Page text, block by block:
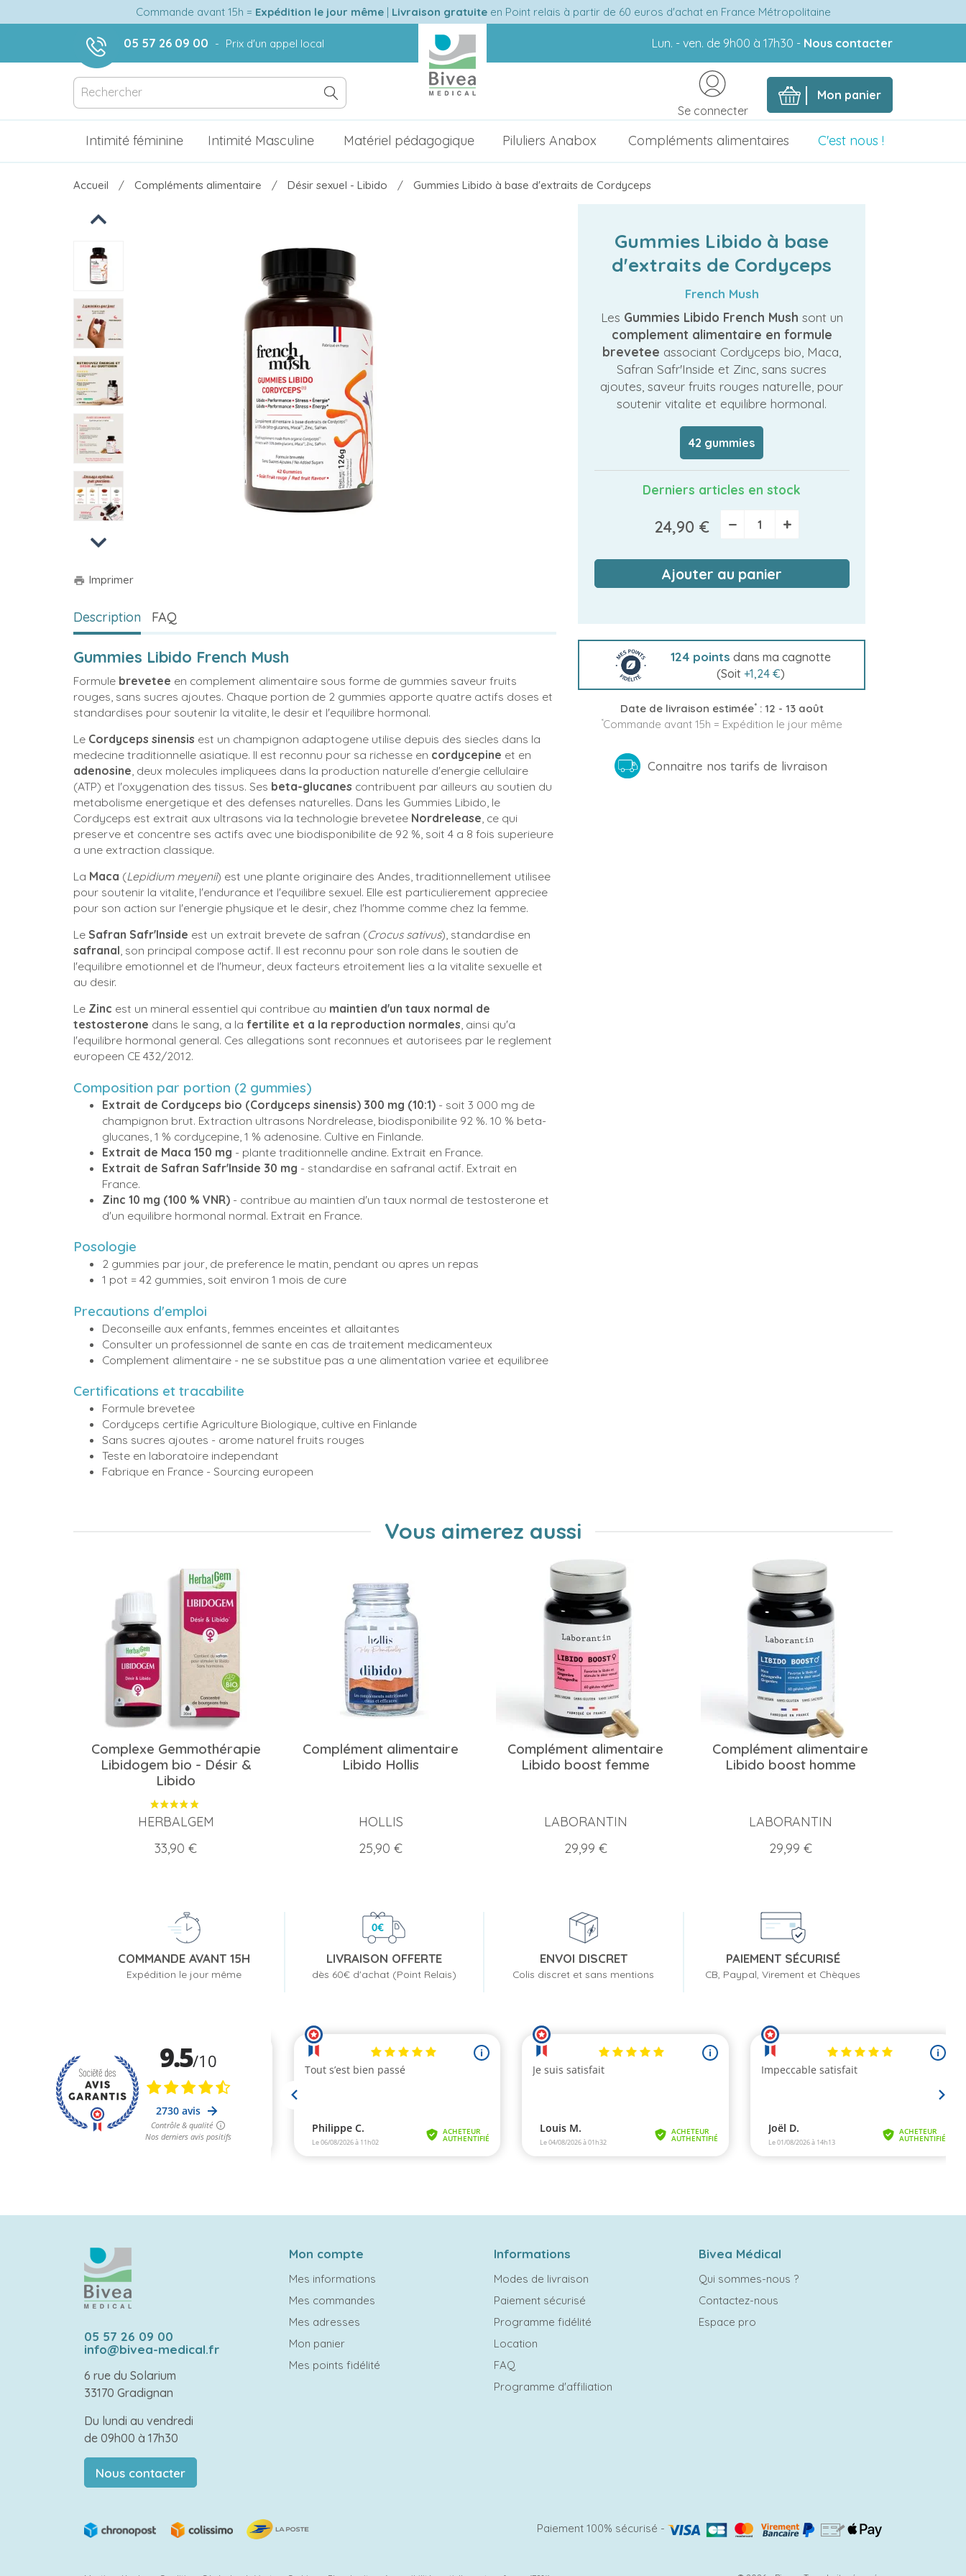
Commande avant 15h = Expédition le jour même| Livraison gratuiteen Point relais à partir de 60 euros d'achat en France Métropolitaine
05 57 26 09 00 - Prix d'un appel local Lun. - ven. de 9h00 à 17h30 - Nous contacter
Mon panier
Se connecter
Intimité féminine Intimité Masculine Matériel pédagogique Piluliers Anabox Compléments alimentaires C'est nous !
Accueil Compléments alimentaire Désir sexuel - Libido Gummies Libido à base d'extraits de Cordyceps
Previous
Next
print Imprimer
Gummies Libido à base
d'extraits de Cordyceps
French Mush
Les Gummies Libido French Mush sont un
complement alimentaire en formule
brevetee associant Cordyceps bio, Maca,
Safran Safr'Inside et Zinc, sans sucres
ajoutes, saveur fruits rouges naturelle, pour
soutenir vitalite et equilibre hormonal.
42 gummies
Derniers articles en stock
24,90 € − +
Ajouter au panier
124 points dans ma cagnotte
(Soit +1,24 €)
Date de livraison estimée*: 12 - 13 août
*Commande avant 15h = Expédition le jour même
Connaitre nos tarifs de livraison
Description FAQ
Gummies Libido French Mush
Formule brevetee en complement alimentaire sous forme de gummies saveur fruits
rouges, sans sucres ajoutes. Chaque portion de 2 gummies apporte quatre actifs doses et
standardises pour soutenir la vitalite, le desir et l'equilibre hormonal.
Le Cordyceps sinensis est un champignon adaptogene utilise depuis des siecles dans la
medecine traditionnelle asiatique. Il est reconnu pour sa richesse en cordycepine et en
adenosine, deux molecules impliquees dans la production naturelle d'energie cellulaire
(ATP) et l'oxygenation des tissus. Ses beta-glucanes contribuent par ailleurs au soutien du
metabolisme energetique et des defenses naturelles. Dans les Gummies Libido, le
Cordyceps est extrait aux ultrasons via la technologie brevetee Nordrelease, ce qui
preserve et concentre ses actifs avec une biodisponibilite de 92 %, soit 4 a 8 fois superieure
a une extraction classique.
La Maca (Lepidium meyenii) est une plante originaire des Andes, traditionnellement utilisee
pour soutenir la vitalite, l'endurance et l'equilibre sexuel. Elle est particulierement appreciee
pour son action sur l'energie physique et le desir, chez l'homme comme chez la femme.
Le Safran Safr'Inside est un extrait brevete de safran (Crocus sativus), standardise en
safranal, son principal compose actif. Il est reconnu pour son role dans le soutien de
l'equilibre emotionnel et de l'humeur, deux facteurs etroitement lies a la vitalite sexuelle et
au desir.
Le Zinc est un mineral essentiel qui contribue au maintien d'un taux normal de
testosterone dans le sang, a la fertilite et a la reproduction normales, ainsi qu'a
l'equilibre hormonal general. Ces allegations sont reconnues et autorisees par le reglement
europeen CE 432/2012.
Composition par portion (2 gummies)
Extrait de Cordyceps bio (Cordyceps sinensis) 300 mg (10:1) - soit 3 000 mg de
champignon brut. Extraction ultrasons Nordrelease, biodisponibilite 92 %. 10 % beta-
glucanes, 1 % cordycepine, 1 % adenosine. Cultive en Finlande.
Extrait de Maca 150 mg - plante traditionnelle andine. Extrait en France.
Extrait de Safran Safr'Inside 30 mg - standardise en safranal actif. Extrait en
France.
Zinc 10 mg (100 % VNR) - contribue au maintien d'un taux normal de testosterone et
d'un equilibre hormonal normal. Extrait en France.
Posologie
2 gummies par jour, de preference le matin, pendant ou apres un repas
1 pot = 42 gummies, soit environ 1 mois de cure
Precautions d'emploi
Deconseille aux enfants, femmes enceintes et allaitantes
Consulter un professionnel de sante en cas de traitement medicamenteux
Complement alimentaire - ne se substitue pas a une alimentation variee et equilibree
Certifications et tracabilite
Formule brevetee
Cordyceps certifie Agriculture Biologique, cultive en Finlande
Sans sucres ajoutes - arome naturel fruits rouges
Teste en laboratoire independant
Fabrique en France - Sourcing europeen
Vous aimerez aussi
Complexe Gemmothérapie
Libidogem bio - Désir &
Libido
HERBALGEM
Prix
33,90 €
Complément alimentaire
Libido Hollis
HOLLIS
Prix
25,90 €
Complément alimentaire
Libido boost femme
LABORANTIN
Prix
29,99 €
Complément alimentaire
Libido boost homme
LABORANTIN
Prix
29,99 €
COMMANDE AVANT 15H
Expédition le jour même
LIVRAISON OFFERTE
dès 60€ d'achat (Point Relais)
ENVOI DISCRET
Colis discret et sans mentions
PAIEMENT SÉCURISÉ
CB, Paypal, Virement et Chèques
05 57 26 09 00
info@bivea-medical.fr
6 rue du Solarium
33170 Gradignan
Du lundi au vendredi
de 09h00 à 17h30
Nous contacter
Mon compte
Mes informations
Mes commandes
Mes adresses
Mon panier
Mes points fidélité
Informations
Modes de livraison
Paiement sécurisé
Programme fidélité
Location
FAQ
Programme d'affiliation
Bivea Médical
Qui sommes-nous ?
Contactez-nous
Espace pro
Paiement 100% sécurisé -